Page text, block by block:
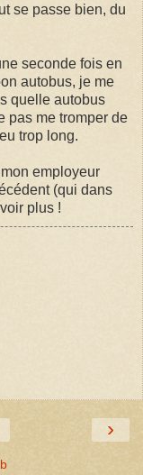
se passe bien, du
seconde fois en
autobus, je me
quelle autobus
pas me tromper de
trop long.
employeur
(qui dans
plus !
›